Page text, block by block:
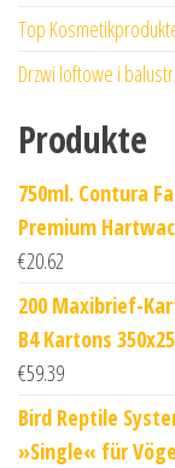
Top
Drzwi loftowe i
Produkte
750ml. Contura
Premium
€20.62
200 Maxibrief-
B4 Kartons
€59.39
Bird Reptile
»Single« für